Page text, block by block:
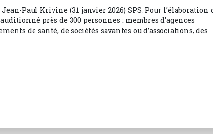
Paul Krivine (31 janvier 2026) SPS. Pour l’élaboration
près de 300 personnes : membres d’agences
de santé, de sociétés savantes ou d’associations, des